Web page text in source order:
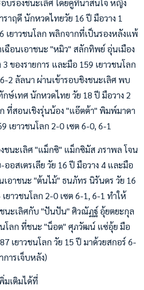
บรองชนะเลิศ โดยคู่ที่น่าสนใจ หญิง
ราฤดี นักหวดไทยวัย 16 ปี มือวาง 1
เยาวชนโลก พลิกจากที่เป็นรองหลังแพ้
ฉือนเอาชนะ "หมิว" สลักทิพย์ อุ่นเมือง
ของรายการ และมือ 159 เยาวชนโลก
2 ลัลนา ผ่านเข้ารอบชิงชนะเลิศ พบ
เทศ นักหวดไทย วัย 18 ปี มือวาง 2
ที่สอนเชิงรุ่นน้อง "แอ๊ตต้า" พิมพ์มาดา
เยาวชนโลก 2-0 เซต 6-0, 6-1
ชนะเลิศ "แม็กซิ" แม็กซิมัส ภราพล โจน
อสเตรเลีย วัย 16 ปี มือวาง 4 และมือ
เอาชนะ "ต้นไม้" ธนภัทร นิรันดร วัย 16
ยาวชนโลก 2-0 เซต 6-1, 6-1 ทำให้
นะเลิศกับ "ปันปัน" ศิวณัฏฐ์ อุ้ยตยะกุล
นโลก ที่ชนะ "น็อต" ศุภวัฒน์ แซ่อุ้ย มือ
เยาวชนโลก วัย 15 ปี มาด้วยสกอร์ 6-
ารเจ็บหลัง)
มเติมได้ที่